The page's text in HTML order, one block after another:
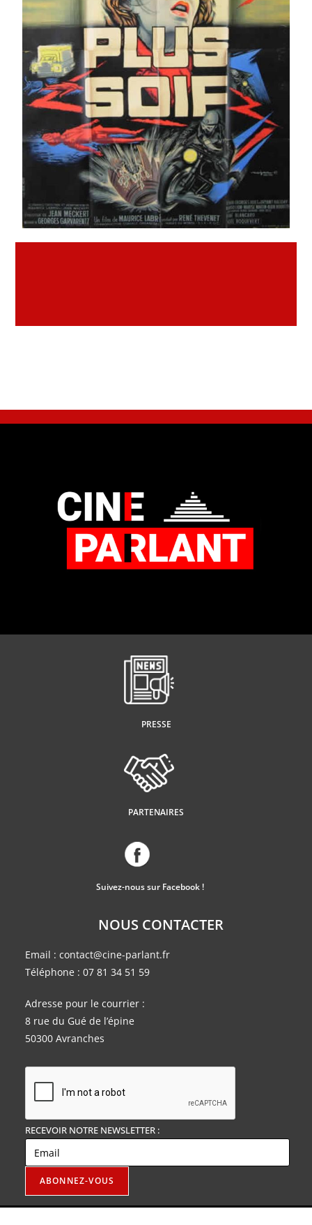
PRESSE
PARTENAIRES
Suivez-nous sur Facebook !
NOUS CONTACTER
Email : contact@cine-parlant.fr
Téléphone : 07 81 34 51 59
Adresse pour le courrier :
8 rue du Gué de l’épine
50300 Avranches
RECEVOIR NOTRE NEWSLETTER :